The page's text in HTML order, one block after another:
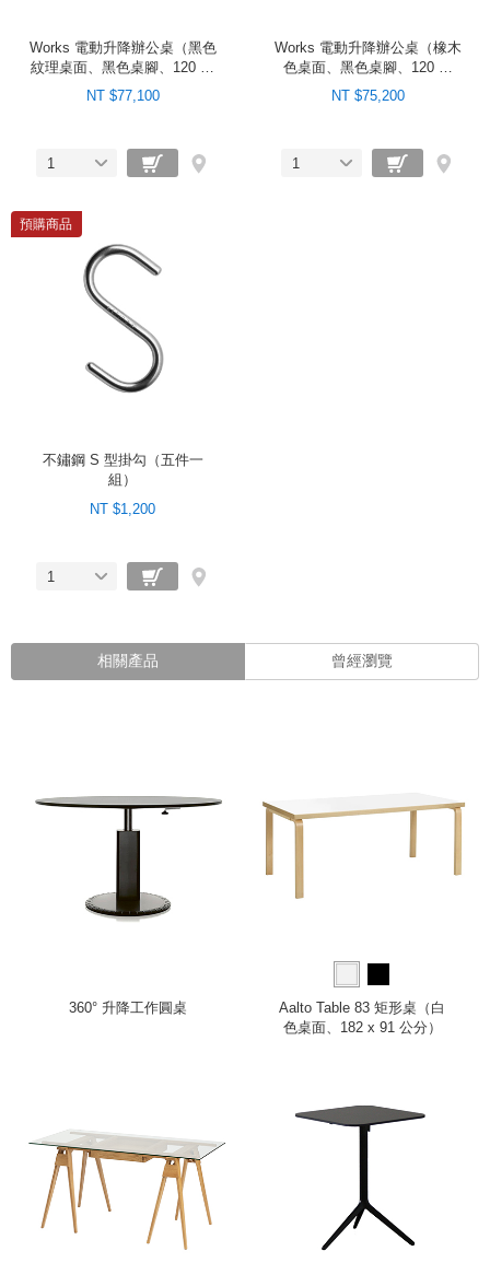
Works 電動升降辦公桌（黑色
紋理桌面、黑色桌腳、120 公
分）
NT $77,100
1
Works 電動升降辦公桌（橡木
色桌面、黑色桌腳、120 公
分）
NT $75,200
1
預購商品
不鏽鋼 S 型掛勾（五件一
組）
NT $1,200
1
相關產品 曾經瀏覽
360° 升降工作圓桌
Aalto Table 83 矩形桌（白
色桌面、182 x 91 公分）